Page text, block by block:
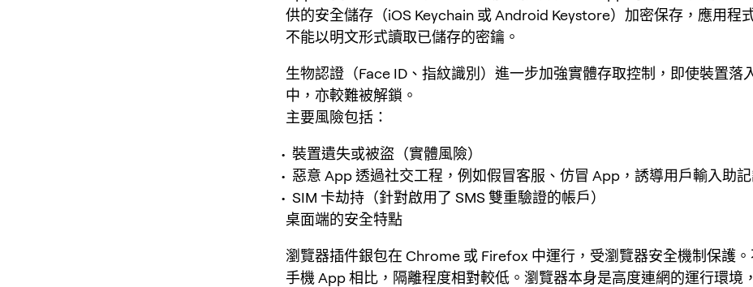
供的安全儲存（iOS Keychain 或 Android Keystore）加密保存，應用程
不能以明文形式讀取已儲存的密鑰。
生物認證（Face ID、指紋識別）進一步加強實體存取控制，即使裝置落
中，亦較難被解鎖。
主要風險包括：
裝置遺失或被盜（實體風險）
惡意 App 透過社交工程，例如假冒客服、仿冒 App，誘導用戶輸入助記
SIM 卡劫持（針對啟用了 SMS 雙重驗證的帳戶）
桌面端的安全特點
瀏覽器插件銀包在 Chrome 或 Firefox 中運行，受瀏覽器安全機制保護。
手機 App 相比，隔離程度相對較低。瀏覽器本身是高度連網的運行環境